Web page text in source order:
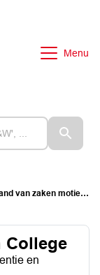
Menu
dementie en agressie achter de voordeur
College
en